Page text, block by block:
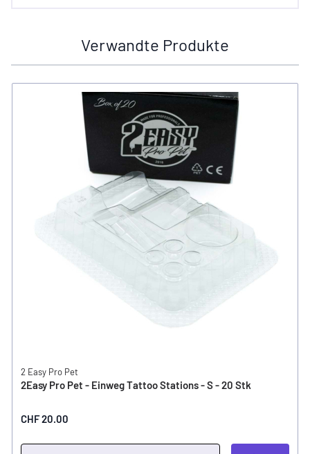
Verwandte Produkte
2 Easy Pro Pet
2Easy Pro Pet - Einweg Tattoo Stations - S - 20 Stk
CHF 20.00